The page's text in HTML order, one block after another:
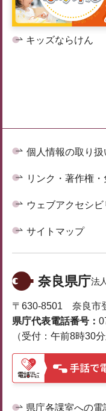
キッズならけん
個人情報の取り扱
リンク・著作権
ウェブアクセシビ
サイトマップ
奈良県庁法
〒630-8501 奈良市
県庁代表電話番号：
（受付：午前8時30
県庁各課室への電